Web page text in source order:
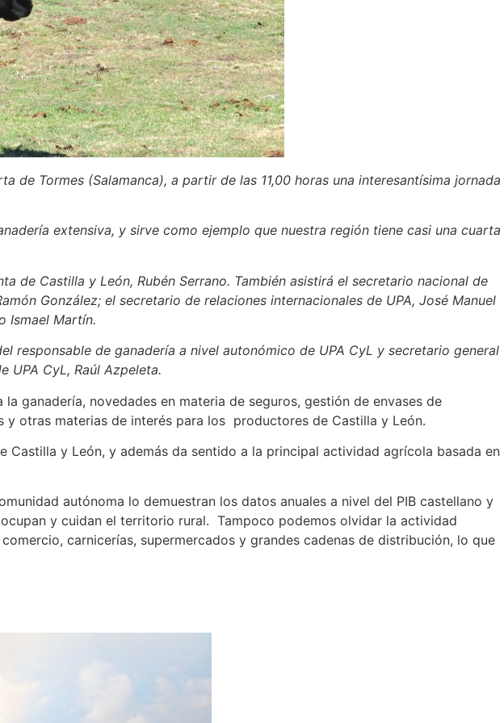
de Tormes (Salamanca), a partir de las 11,00 horas una interesantísima jornada
extensiva, y sirve como ejemplo que nuestra región tiene casi una cuarta
de Castilla y León, Rubén Serrano. También asistirá el secretario nacional de
González; el secretario de relaciones internacionales de UPA, José Manuel
Ismael Martín.
responsable de ganadería a nivel autonómico de UPA CyL y secretario general
UPA CyL, Raúl Azpeleta.
ganadería, novedades en materia de seguros, gestión de envases de
y otras materias de interés para los productores de Castilla y León.
y León, y además da sentido a la principal actividad agrícola basada en
autónoma lo demuestran los datos anuales a nivel del PIB castellano y
y cuidan el territorio rural. Tampoco podemos olvidar la actividad
carnicerías, supermercados y grandes cadenas de distribución, lo que